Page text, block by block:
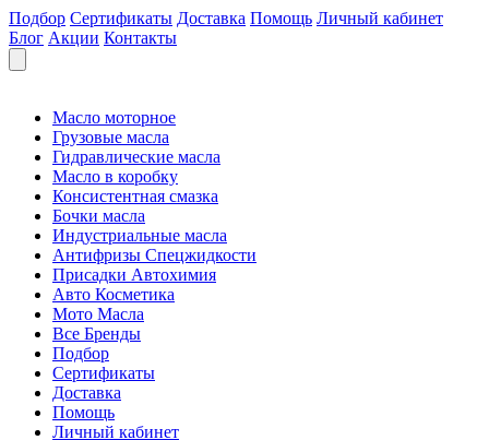
Подбор Сертификаты Доставка Помощь Личный кабинет
Блог Акции Контакты
Масло моторное
Грузовые масла
Гидравлические масла
Масло в коробку
Консистентная смазка
Бочки масла
Индустриальные масла
Антифризы Спецжидкости
Присадки Автохимия
Авто Косметика
Мото Масла
Все Бренды
Подбор
Сертификаты
Доставка
Помощь
Личный кабинет